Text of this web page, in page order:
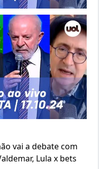
vai a debate com
Lula x bets